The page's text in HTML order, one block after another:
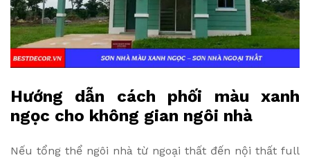
Hướng dẫn cách phối màu xanh
ngọc cho không gian ngôi nhà
Nếu tổng thể ngôi nhà từ ngoại thất đến nội thất full